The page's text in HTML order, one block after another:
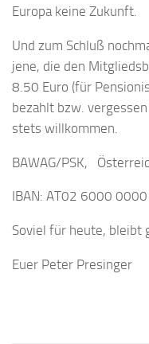
Europa keine Zukunft.
Und zum Schluß
jene, die den
8.50 Euro (für
bezahlt bzw.
stets willkommen.
BAWAG/PSK,
IBAN: AT02 6000
Soviel für heute, bleibt
Euer Peter Presinger